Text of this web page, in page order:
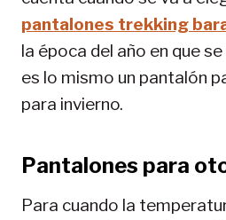
pantalones trekking
la época del año en que
es lo mismo un pantalón
para invierno.
Pantalones para
Para cuando la